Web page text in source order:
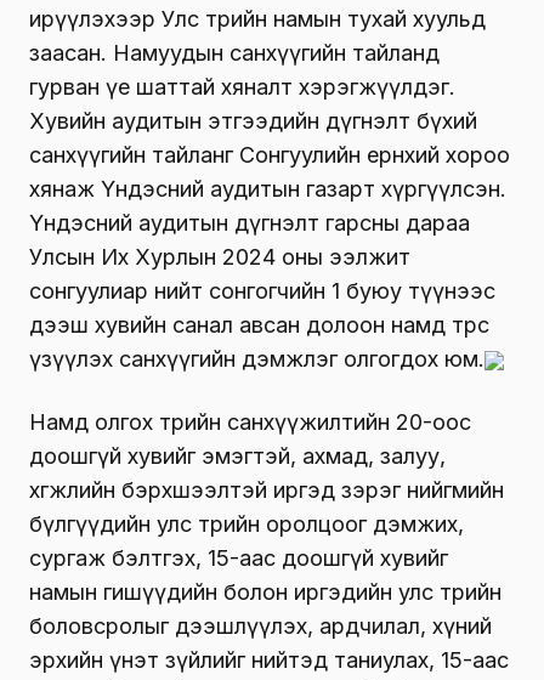
ирүүлэхээр Улс төрийн намын тухай хуульд
заасан. Намуудын санхүүгийн тайланд
гурван үе шаттай хяналт хэрэгжүүлдэг.
Хувийн аудитын этгээдийн дүгнэлт бүхий
санхүүгийн тайланг Сонгуулийн ерөнхий хороо
хянаж Үндэсний аудитын газарт хүргүүлсэн.
Үндэсний аудитын дүгнэлт гарсны дараа
Улсын Их Хурлын 2024 оны ээлжит
сонгуулиар нийт сонгогчийн 1 буюу түүнээс
дээш хувийн санал авсан долоон намд төрөөс
үзүүлэх санхүүгийн дэмжлэг олгогдох юм.
Намд олгох төрийн санхүүжилтийн 20-оос
доошгүй хувийг эмэгтэй, ахмад, залуу,
хөгжлийн бэрхшээлтэй иргэд зэрэг нийгмийн
бүлгүүдийн улс төрийн оролцоог дэмжих,
сургаж бэлтгэх, 15-аас доошгүй хувийг
намын гишүүдийн болон иргэдийн улс төрийн
боловсролыг дээшлүүлэх, ардчилал, хүний
эрхийн үнэт зүйлийг нийтэд таниулах, 15-аас